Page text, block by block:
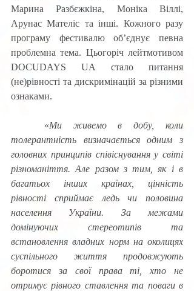
Марина Разбєжкіна, Моніка Віллі,
Арунас Мателіс та інші. Кожного разу
програму фестивалю об’єднує певна
проблемна тема. Цьогоріч лейтмотивом
DOCUDAYS UA стало питання
(не)рівності та дискримінацій за різними
ознаками.
	«
Ми живемо в добу, коли
толерантність визначається одним з
головних принципів співіснування у світі
різноманіття. Але разом з тим, як і в
багатьох інших країнах, цінність
рівності сприймає ледь чи половина
населення України. За межами
домінуючих стереотипів та
встановлення владних норм на околицях
суспільного життя продовжують
боротися за свої права ті, хто не
отримує рівного ставлення та поваги в